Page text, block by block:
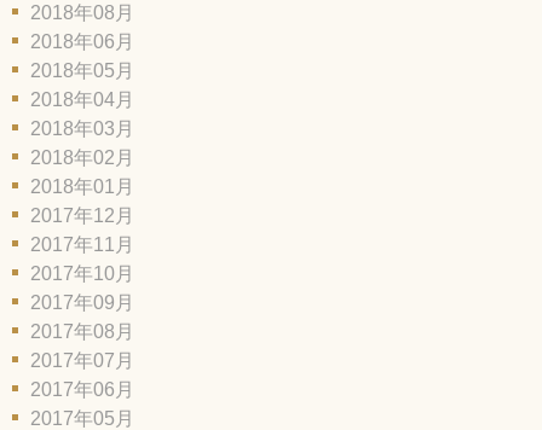
2018年08月
2018年06月
2018年05月
2018年04月
2018年03月
2018年02月
2018年01月
2017年12月
2017年11月
2017年10月
2017年09月
2017年08月
2017年07月
2017年06月
2017年05月